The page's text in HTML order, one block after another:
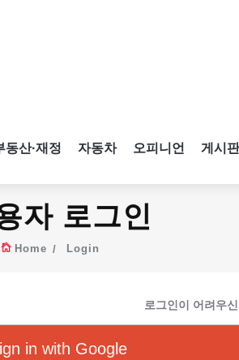
동산·재정 자동차 오피니언 게시판
자 로그인
Home Login
로그인이 어려우
in with Google